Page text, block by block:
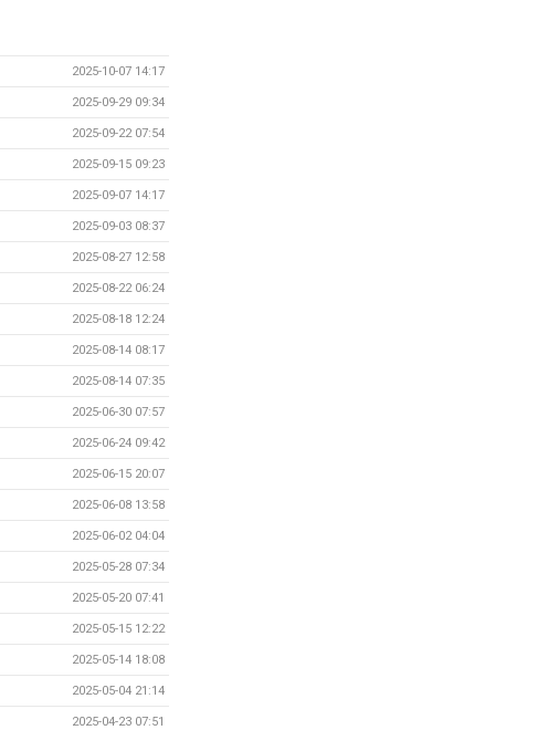
2025-10-07 14:17
2025-09-29 09:34
2025-09-22 07:54
2025-09-15 09:23
2025-09-07 14:17
2025-09-03 08:37
2025-08-27 12:58
2025-08-22 06:24
2025-08-18 12:24
2025-08-14 08:17
2025-08-14 07:35
2025-06-30 07:57
2025-06-24 09:42
2025-06-15 20:07
2025-06-08 13:58
2025-06-02 04:04
2025-05-28 07:34
2025-05-20 07:41
2025-05-15 12:22
2025-05-14 18:08
2025-05-04 21:14
2025-04-23 07:51